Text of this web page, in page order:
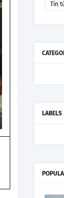
Tin
LABELS